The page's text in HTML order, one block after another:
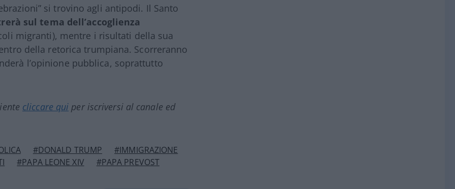
si trovino agli antipodi. Il Santo
sul tema dell’accoglienza
migranti), mentre i risultati della sua
della retorica trumpiana. Scorreranno
l’opinione pubblica, soprattutto
cliccare qui per iscriversi al canale ed
#DONALD TRUMP
#IMMIGRAZIONE
#PAPA LEONE XIV
#PAPA PREVOST